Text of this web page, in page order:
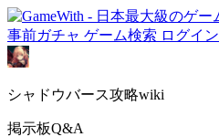
事前ガチャ ゲーム検索 ログイン
シャドウバース攻略wiki
掲示板Q&A